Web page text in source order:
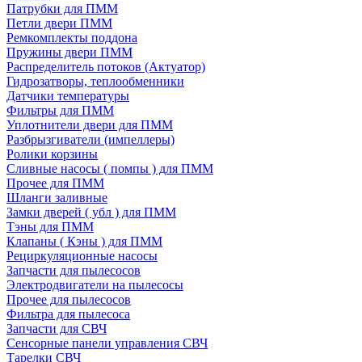
Патрубки для ПММ
Петли двери ПММ
Ремкомплекты поддона
Пружины двери ПММ
Распределитель потоков (Актуатор)
Гидрозатворы, теплообменники
Датчики температуры
Фильтры для ПММ
Уплотнители двери для ПММ
Разбрызгиватели (импеллеры)
Ролики корзины
Сливные насосы ( помпы ) для ПММ
Прочее для ПММ
Шланги заливные
Замки дверей ( убл ) для ПММ
Тэны для ПММ
Клапаны ( Кэны ) для ПММ
Рециркуляционные насосы
Запчасти для пылесосов
Электродвигатели на пылесосы
Прочее для пылесосов
Фильтра для пылесоса
Запчасти для СВЧ
Сенсорные панели управления СВЧ
Тарелки СВЧ